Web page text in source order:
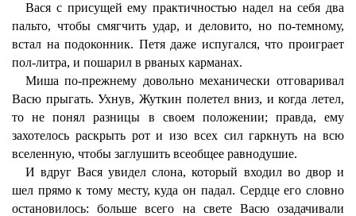
Вася с присущей ему практичностью надел на себя два
пальто, чтобы смягчить удар, и деловито, но по-темному,
встал на подоконник. Петя даже испугался, что проиграет
пол-литра, и пошарил в рваных карманах.
Миша по-прежнему довольно механически отговаривал
Васю прыгать. Ухнув, Жуткин полетел вниз, и когда летел,
то не понял разницы в своем положении; правда, ему
захотелось раскрыть рот и изо всех сил гаркнуть на всю
вселенную, чтобы заглушить всеобщее равнодушие.
И вдруг Вася увидел слона, который входил во двор и
шел прямо к тому месту, куда он падал. Сердце его словно
остановилось: больше всего на свете Васю озадачивали